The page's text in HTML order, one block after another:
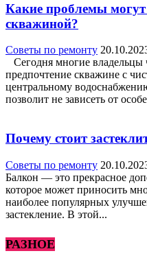
Какие проблемы могут
скважиной?
Советы по ремонту
Сегодня многие владельцы
предпочтение скважине с
центральному
позволит не зависеть от
Почему стоит
Советы по ремонту
Балкон — это прекрасное
которое может приносить
наиболее популярных
застекление. В этой...
РАЗНОЕ